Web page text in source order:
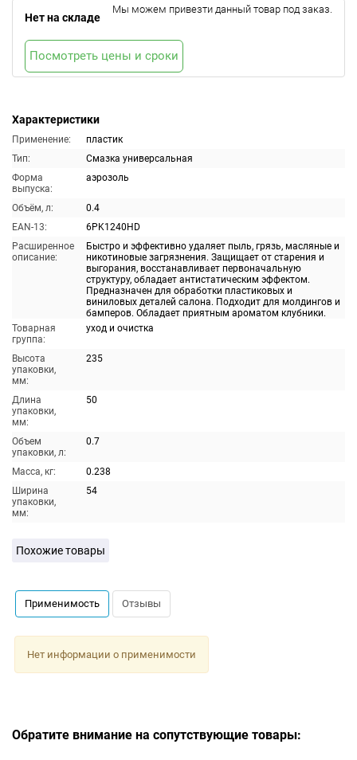
Характеристики
Применение:
пластик
Тип:
Смазка универсальная
Форма
выпуска:
аэрозоль
Объём, л:
0.4
EAN-13:
6PK1240HD
Расширенное
описание:
Быстро и эффективно удаляет пыль, грязь, масляные и
никотиновые загрязнения. Защищает от старения и
выгорания, восстанавливает первоначальную
структуру, обладает антистатическим эффектом.
Предназначен для обработки пластиковых и
виниловых деталей салона. Подходит для молдингов и
бамперов. Обладает приятным ароматом клубники.
Товарная
группа:
уход и очистка
Высота
упаковки,
мм:
235
Длина
упаковки,
мм:
50
Объем
упаковки, л:
0.7
Масса, кг:
0.238
Ширина
упаковки,
мм:
54
Нет на складе
Мы можем привезти данный товар под заказ.
Посмотреть цены и сроки
Похожие товары
Применимость Отзывы
Нет информации о применимости
Обратите внимание на сопутствующие товары: